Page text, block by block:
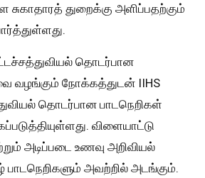
துறைக்கு அளிப்பதற்கும்
தொடர்பான
வழங்கும் நோக்கத்துடன் IIHS
தொடர்பான பாடநெறிகள்
விளையாட்டு
அடிப்படை உணவு அறிவியல்
அவற்றில் அடங்கும்.